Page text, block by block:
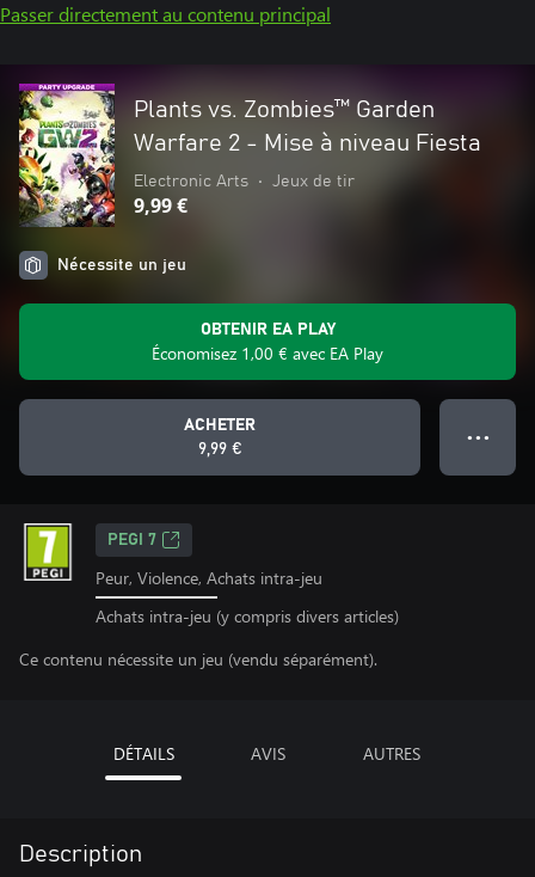
Passer directement au contenu principal
Plants vs. Zombies™ Garden
Warfare 2 - Mise à niveau Fiesta
Electronic Arts • Jeux de tir
9,99 €
Nécessite un jeu
OBTENIR EA PLAY
Économisez 1,00 € avec EA Play
ACHETER
9,99 €
● ● ●
PEGI 7
Peur, Violence, Achats intra-jeu
Achats intra-jeu (y compris divers articles)
Ce contenu nécessite un jeu (vendu séparément).
DÉTAILS AVIS AUTRES
Description